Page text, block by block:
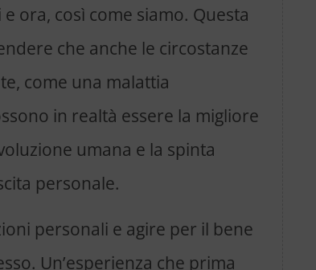
ora, così come siamo. Questa
che anche le circostanze
come una malattia
in realtà essere la migliore
umana e la spinta
personale.
personali e agire per il bene
Un’esperienza che prima